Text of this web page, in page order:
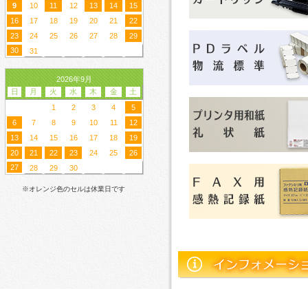
9
10 11 12 13 14
15
16
17 18 19 20 21
22
23
24 25 26 27 28
29
30
31
2026年9月
日
月 火 水 木 金
土
1
2 3 4
5
6
7 8 9 10 11
12
13
14 15 16 17 18
19
20
21 22 23 24 25
26
27
28 29 30
※オレンジ色のセルは休業日です